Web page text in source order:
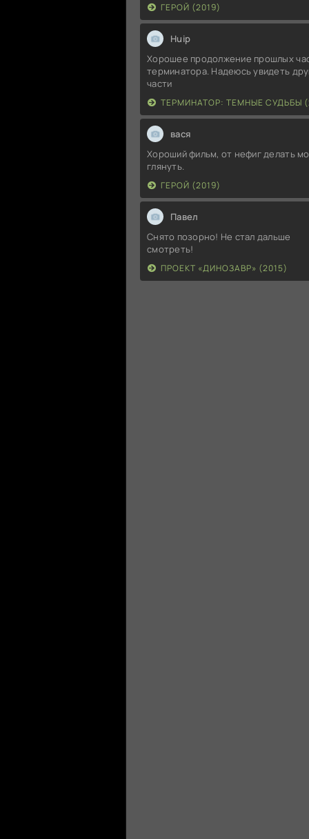
ГЕРОЙ (2019)
Huip
Хорошее продолжение прошлых
терминатора. Надеюсь увидеть
части
ТЕРМИНАТОР: ТЕМНЫЕ СУДЬБЫ
вася
Хороший фильм, от нефиг делать
глянуть.
ГЕРОЙ (2019)
Павел
Снято позорно! Не стал дальше
смотреть!
ПРОЕКТ «ДИНОЗАВР» (2015)